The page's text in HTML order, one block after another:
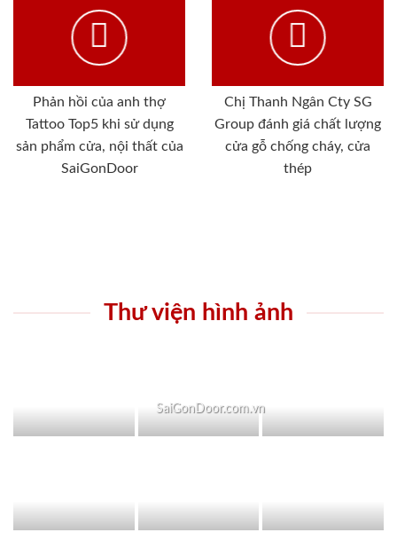
Phản hồi của anh thợ
Tattoo Top5 khi sử dụng
sản phẩm cửa, nội thất của
SaiGonDoor
Chị Thanh Ngân Cty SG
Group đánh giá chất lượng
cửa gỗ chống cháy, cửa
thép
Thư viện hình ảnh
SaiGonDoor.com.vn